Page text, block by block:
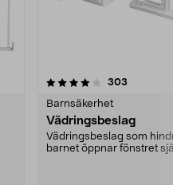
303
Barnsäkerhet
Vädringsbeslag
Vädringsbeslag som
barnet öppnar fönstret
3.5 av 5 stjärnor